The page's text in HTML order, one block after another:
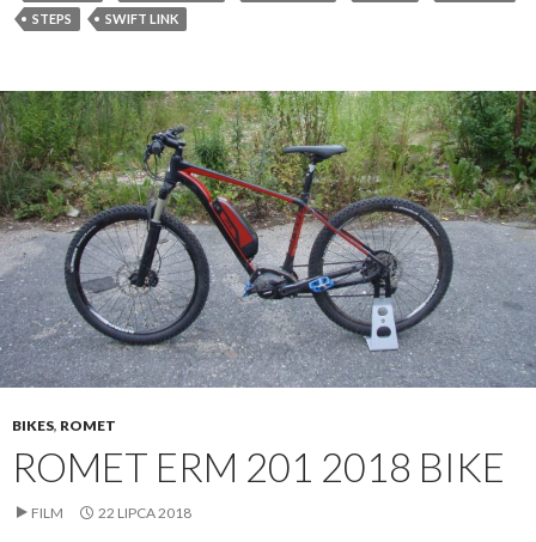
STEPS
SWIFT LINK
BIKES, ROMET
ROMET ERM 201 2018 BIKE
FILM 22 LIPCA 2018